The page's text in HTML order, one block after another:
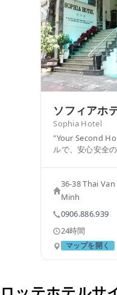
ソフィアホ
Sophia Hotel
"Your Second
ルで、安心安全
36-38 Thai
Minh
0906.886.939
24時間
マップを開く